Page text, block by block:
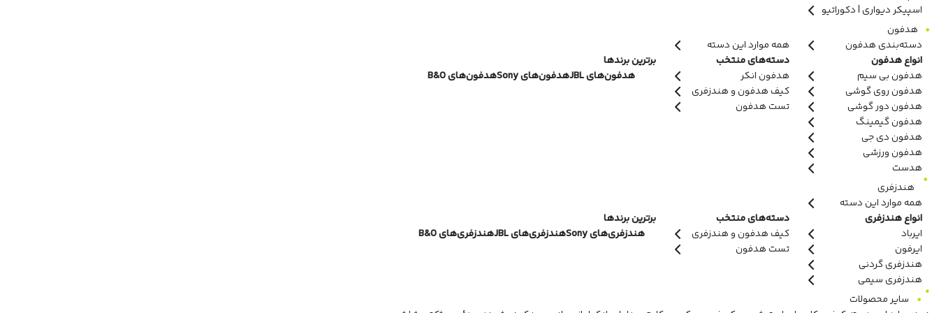
اسپیکر دیواری | دکوراتیو
هدفون
دسته‌بندی هدفون
همه موارد این دسته
انواع هدفون
هدفون بی سیم
هدفون روی گوشی
هدفون دور گوشی
هدفون گیمینگ
هدفون دی جی
هدفون ورزشی
هدست
دسته‌های منتخب
هدفون انکر
کیف هدفون و هندزفری
تست هدفون
برترین برندها
هدفون‌های JBL
هدفون‌های Sony هدفون‌های B&O
هندزفری
همه موارد این دسته
انواع هندزفری
ایرباد
ایرفون
هندزفری گردنی
هندزفری سیمی
دسته‌های منتخب
کیف هدفون و هندزفری
تست هدفون
برترین برندها
هندزفری‌های Sony
هندزفری‌های JBL هندزفری‌های B&O
سایر محصولات